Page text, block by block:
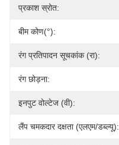
प्रकाश स्रोत:
बीम कोण(°):
रंग प्रतिपादन सूचकांक (रा):
रंग छोड़ना:
इनपुट वोल्टेज (वी):
लैंप चमकदार दक्षता (एलएम/डब्ल्यू):